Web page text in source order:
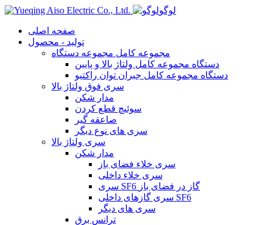
لوگو
صفحه اصلی
تولید - محصول
مجموعه کامل مجموعه دستگاه
دستگاه مجموعه کامل ولتاژ بالا و پایین
دستگاه مجموعه کامل جبران توان راکتیو
سری فوق ولتاژ بالا
مدار شکن
سوئیچ قطع کردن
صاعقه گیر
سری های نوع دیگر
سری ولتاژ بالا
مدار شکن
سری خلاء فضای باز
سری خلاء داخلی
سری SF6 گاز در فضای باز
سری گازهای داخلی SF6
سری های دیگر
ترانس برق